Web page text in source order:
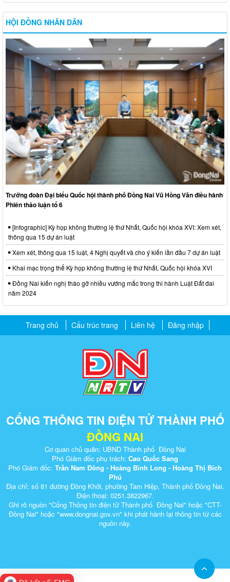
HỘI ĐỒNG NHÂN DÂN
Trưởng đoàn Đại biểu Quốc hội thành phố Đồng Nai Vũ Hồng Văn điều hành
Phiên thảo luận tổ 6
[Infographic] Kỳ họp không thường lệ thứ Nhất, Quốc hội khóa XVI: Xem xét,
thông qua 15 dự án luật
Xem xét, thông qua 15 luật, 4 Nghị quyết và cho ý kiến lần đầu 7 dự án luật
Khai mạc trọng thể Kỳ họp không thường lệ thứ Nhất, Quốc hội khóa XVI
Đồng Nai kiến nghị tháo gỡ nhiều vướng mắc trong thi hành Luật Đất đai
năm 2024
Trang chủ Cấu trúc trang Liên hệ Đăng nhập
CỔNG THÔNG TIN ĐIỆN TỬ THÀNH PHỐ
ĐỒNG NAI
Cơ quan chủ quản: UBND Thành phố Đồng Nai
Phó Giám đốc phụ trách: Cao Quốc Sang
Phó Giám đốc: Trần Nam Đông - Hoàng Bình Long - Hoàng Thị Bích
Phú
Địa chỉ: số 81 đường Đồng Khởi, phường Tam Hiệp, Thành phố Đồng Nai.
Điện thoại: 0251.3822967.
Ghi rõ nguồn "Cổng Thông tin điện tử Thành phố Đồng Nai" hoặc "CTT-
Đồng Nai" hoặc "www.dongnai.g​ov.vn" khi ​phát hành lại thông tin từ các
nguồn này.​